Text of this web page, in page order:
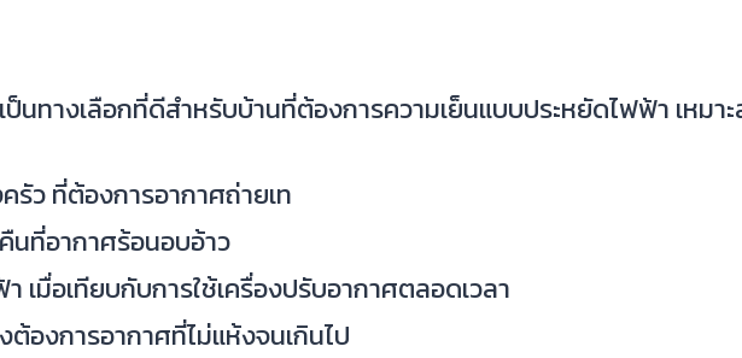
นทางเลือกที่ดีสำหรับบ้านที่ต้องการความเย็นแบบประหยัดไฟฟ้า เหมา
รัว ที่ต้องการอากาศถ่ายเท
นที่อากาศร้อนอบอ้าว
เมื่อเทียบกับการใช้เครื่องปรับอากาศตลอดเวลา
องการอากาศที่ไม่แห้งจนเกินไป